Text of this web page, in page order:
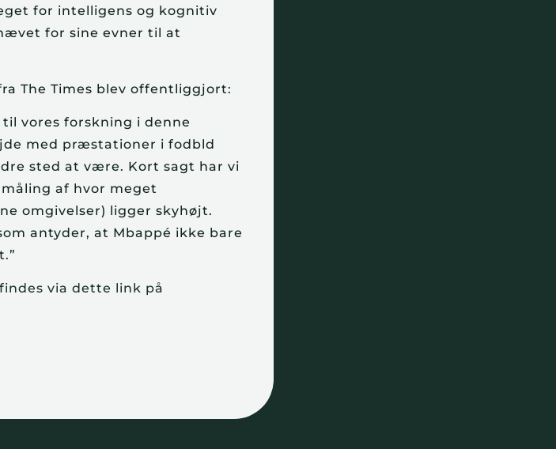
for intelligens og kognitiv
for sine evner til at
The Times blev offentliggjort:
vores forskning i denne
med præstationer i fodbld
sted at være. Kort sagt har vi
af hvor meget
omgivelser) ligger skyhøjt.
antyder, at Mbappé ikke bare
via dette link på